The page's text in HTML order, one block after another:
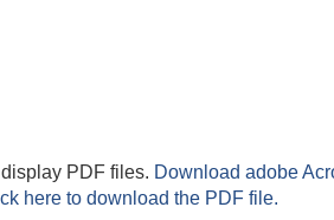
PDF files. Download adobe
here to download the PDF file.